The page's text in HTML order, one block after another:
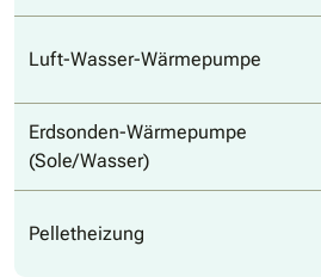
Luft-Wasser-Wärmepumpe
Erdsonden-Wärmepumpe
(Sole/Wasser)
Pelletheizung